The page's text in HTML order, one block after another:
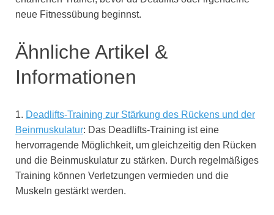
neue Fitnessübung beginnst.
Ähnliche Artikel &
Informationen
1. Deadlifts-Training zur Stärkung des Rückens und der
Beinmuskulatur: Das Deadlifts-Training ist eine
hervorragende Möglichkeit, um gleichzeitig den Rücken
und die Beinmuskulatur zu stärken. Durch regelmäßiges
Training können Verletzungen vermieden und die
Muskeln gestärkt werden.